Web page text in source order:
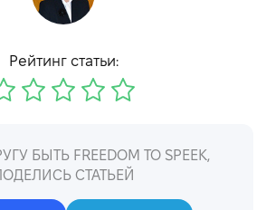
Рейтинг статьи:
БЫТЬ FREEDOM TO SPEEK,
СТАТЬЕЙ